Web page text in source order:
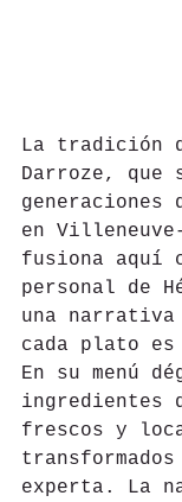
La tradición
Darroze, que
generaciones
en
fusiona aquí
personal de
una
cada plato
En su menú
ingredientes
frescos y
experta. La